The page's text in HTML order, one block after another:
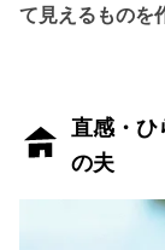
て見えるものを
直感・ひ
の夫